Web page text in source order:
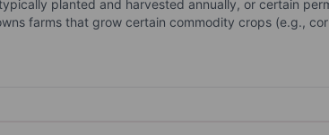
planted and harvested annually, or certain
farms that grow certain commodity crops (e.g.,